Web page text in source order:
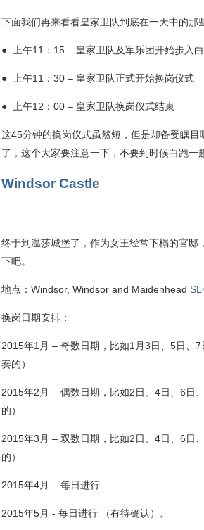
下面我们再来看看皇家卫队到底在一天中的那
● 上午11：15 – 皇家卫队及军乐团开始步入
● 上午11：30 – 皇家卫队正式开始换岗仪式
● 上午12：00 – 皇家卫队换岗仪式结束
这45分钟的换岗仪式虽然短，但是却备受瞩
了，这个大家要注意一下，不要到时候白跑一
Windsor Castle
终于到温莎城堡了，作为女王经常下榻的官
下吧。
地点：Windsor, Windsor and Maidenhead
换岗日期安排：
2015年1月 – 奇数日期，比如1月3日、5日、
奏的）
2015年2月 – 偶数日期，比如2日、4日、6日
的）
2015年3月 – 双数日期，比如2日、4日、6日
的）
2015年4月 – 每日进行
2015年5月 - 每日进行 （有待确认）。